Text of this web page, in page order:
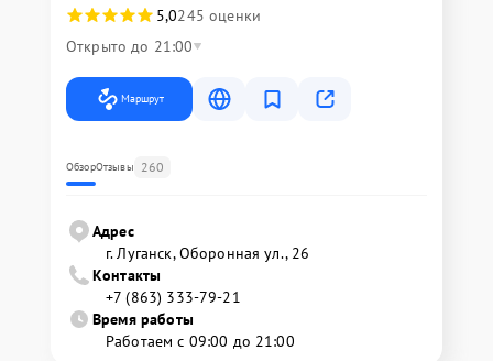
5,0245 оценки
Открыто до 21:00
Маршрут
ОбзорОтзывы 260
Адрес
г. Луганск, Оборонная ул., 26
Контакты
+7 (863) 333-79-21
Время работы
Работаем с 09:00 до 21:00